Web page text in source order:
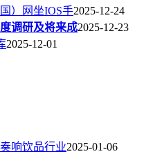
）网坐IOS手2025-12-24
调研及将来成2025-12-23
2025-12-01
响饮品行业2025-01-06